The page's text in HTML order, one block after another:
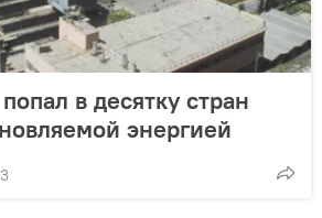
в десятку стран
энергией